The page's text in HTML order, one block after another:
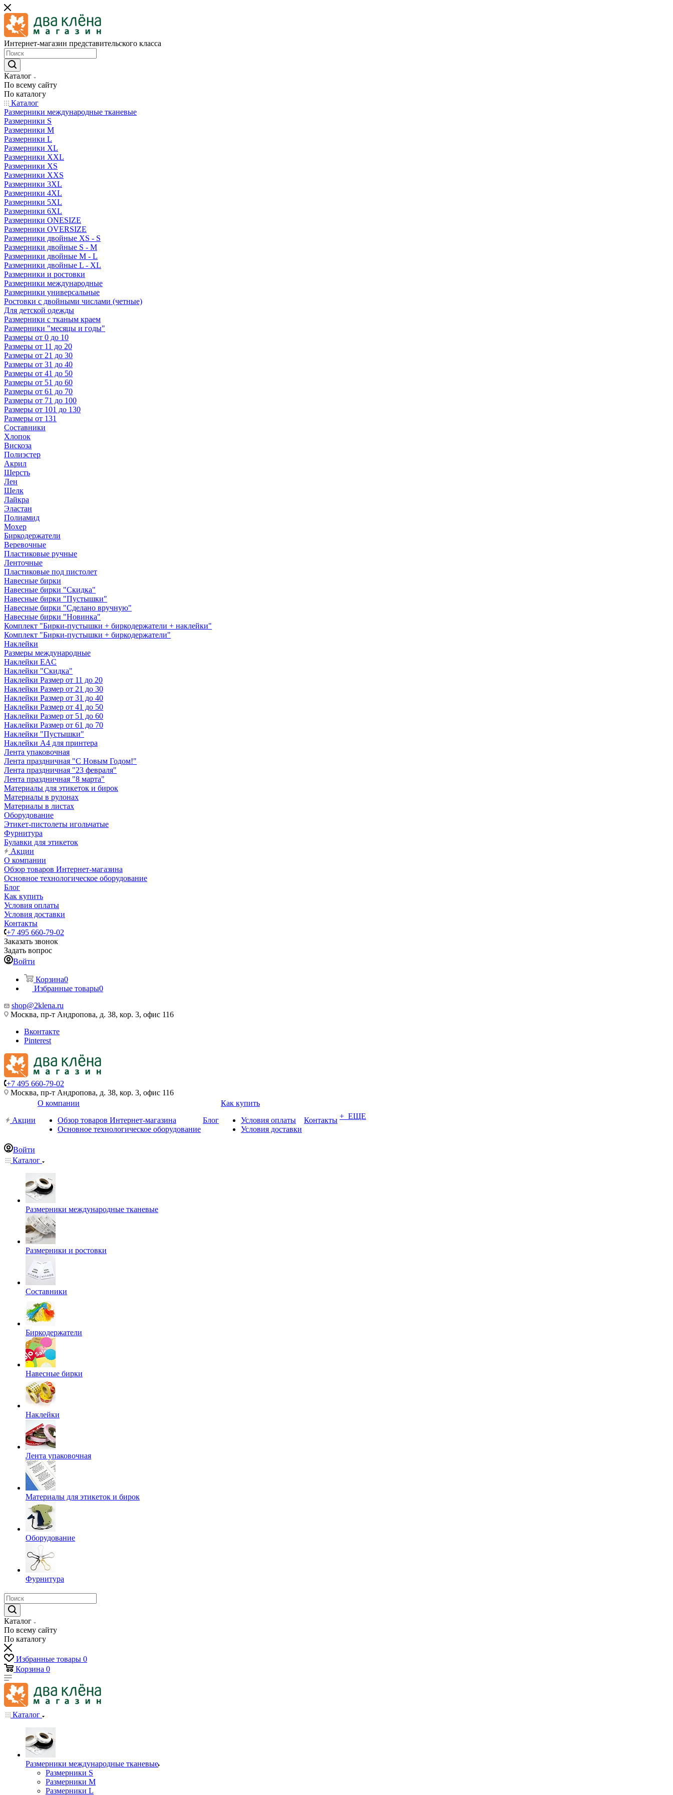
Интернет-магазин представительского класса
Каталог
По всему сайту
По каталогу
Каталог
Размерники международные тканевые
Размерники S
Размерники M
Размерники L
Размерники XL
Размерники XXL
Размерники XS
Размерники XXS
Размерники 3XL
Размерники 4XL
Размерники 5XL
Размерники 6XL
Размерники ONESIZE
Размерники OVERSIZE
Размерники двойные XS - S
Размерники двойные S - M
Размерники двойные M - L
Размерники двойные L - XL
Размерники и ростовки
Размерники международные
Размерники универсальные
Ростовки с двойными числами (четные)
Для детской одежды
Размерники с тканым краем
Размерники "месяцы и годы"
Размеры от 0 до 10
Размеры от 11 до 20
Размеры от 21 до 30
Размеры от 31 до 40
Размеры от 41 до 50
Размеры от 51 до 60
Размеры от 61 до 70
Размеры от 71 до 100
Размеры от 101 до 130
Размеры от 131
Составники
Хлопок
Вискоза
Полиэстер
Акрил
Шерсть
Лен
Шелк
Лайкра
Эластан
Полиамид
Мохер
Биркодержатели
Веревочные
Пластиковые ручные
Ленточные
Пластиковые под пистолет
Навесные бирки
Навесные бирки "Скидка"
Навесные бирки "Пустышки"
Навесные бирки "Сделано вручную"
Навесные бирки "Новинка"
Комплект "Бирки-пустышки + биркодержатели + наклейки"
Комплект "Бирки-пустышки + биркодержатели"
Наклейки
Размеры международные
Наклейки EAC
Наклейки "Скидка"
Наклейки Размер от 11 до 20
Наклейки Размер от 21 до 30
Наклейки Размер от 31 до 40
Наклейки Размер от 41 до 50
Наклейки Размер от 51 до 60
Наклейки Размер от 61 до 70
Наклейки "Пустышки"
Наклейки А4 для принтера
Лента упаковочная
Лента праздничная "С Новым Годом!"
Лента праздничная "23 февраля"
Лента праздничная "8 марта"
Материалы для этикеток и бирок
Материалы в рулонах
Материалы в листах
Оборудование
Этикет-пистолеты игольчатые
Фурнитура
Булавки для этикеток
Акции
О компании
Обзор товаров Интернет-магазина
Основное технологическое оборудование
Блог
Как купить
Условия оплаты
Условия доставки
Контакты
+7 495 660-79-02
Заказать звонок
Задать вопрос
Войти
Корзина0
Избранные товары0
shop@2klena.ru
Москва, пр-т Андропова, д. 38, кор. 3, офис 116
Вконтакте
Pinterest
+7 495 660-79-02
Москва, пр-т Андропова, д. 38, кор. 3, офис 116
Акции
О компании
Обзор товаров Интернет-магазина
Основное технологическое оборудование
Блог
Как купить
Условия оплаты
Условия доставки
Контакты + ЕЩЕ
Войти
Каталог
Размерники международные тканевые
Размерники и ростовки
Составники
Биркодержатели
Навесные бирки
Наклейки
Лента упаковочная
Материалы для этикеток и бирок
Оборудование
Фурнитура
Каталог
По всему сайту
По каталогу
Избранные товары 0
Корзина 0
Каталог
Размерники международные тканевые
Размерники S
Размерники M
Размерники L